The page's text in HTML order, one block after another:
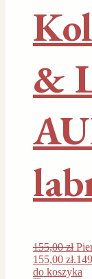
&
155,00zł
155,00 zł.
do koszyka